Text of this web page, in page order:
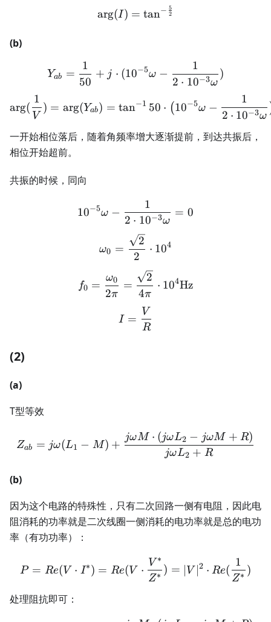
\arg(I) = \tan^{-
arg(I) = tan− 2
5
(b)
Y_{ab} = \frac{1}{50} +
Yab =
50
1
+ j ⋅ (10−5ω −
2 ⋅ 10−3ω
1
)
\arg(\frac{1}{V}) =
arg(
V
1
) = arg(Yab) = tan−1 50 ⋅ (10−5ω −
2 ⋅ 10−3ω
1
一开始相位落后，随着角频率增大逐渐提前，到达共振后，
相位开始超前。
共振的时候，同向
10^{-5}\omega -
10−5ω −
2 ⋅ 10−3ω
1
= 0
\omega_0 =
ω0 =
2
2
⋅ 104
f_0 =
f0 =
2π
ω0 =
4π
2
⋅ 104Hz
I = \frac{V}{R}
I =
R
V
(2)
(a)
T型等效
Z_{ab} = j\omega(L_1 -
Zab = jω(L1 − M) +
jωL2 + R
jωM ⋅ (jωL2 − jωM + R)
(b)
因为这个电路的特殊性，只有二次回路一侧有电阻，因此电
阻消耗的功率就是二次线圈一侧消耗的电功率就是总的电功
率（有功功率）：
P = Re(V \cdot I^*) =
P = Re(V ⋅ I∗) = Re(V ⋅
Z∗
V ∗
) = ∣ V ∣2 ⋅ Re(
Z∗
1
)
处理阻抗即可：